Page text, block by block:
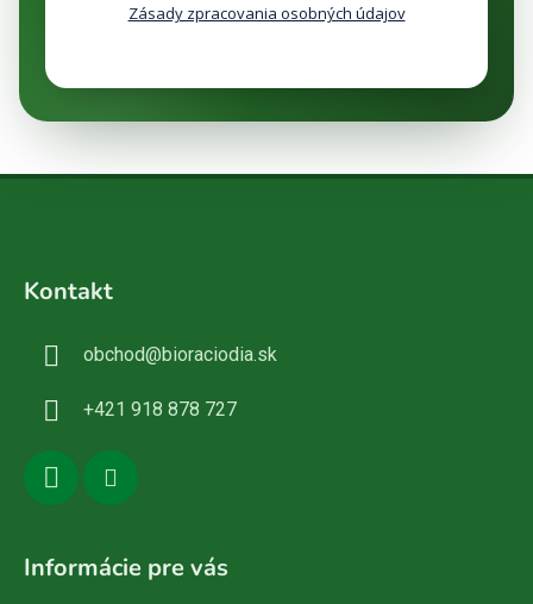
Zásady zpracovania osobných údajov
Kontakt
obchod@bioraciodia.sk
+421 918 878 727
Informácie pre vás